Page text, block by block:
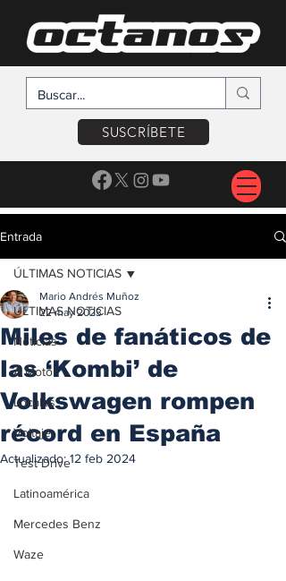
SUSCRÍBETE
Entrada
ÚLTIMAS NOTICIAS
Noticias
A Motor
Locales
Voltaje
Test Drive
Latinoamérica
Mercedes Benz
Waze
ÚLTIMAS NOTICIAS
Miles de fanáticos de
las ‘Kombi’ de
Volkswagen rompen
récord en España
Mario Andrés Muñoz
22 may 2023
Actualizado:12 feb 2024